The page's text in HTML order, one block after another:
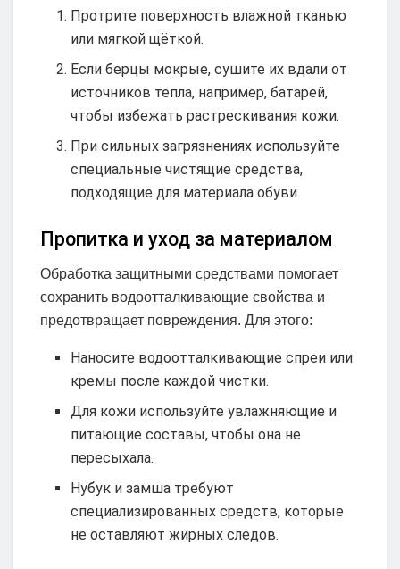
Протрите поверхность влажной тканью
или мягкой щёткой.
Если берцы мокрые, сушите их вдали от
источников тепла, например, батарей,
чтобы избежать растрескивания кожи.
При сильных загрязнениях используйте
специальные чистящие средства,
подходящие для материала обуви.
Пропитка и уход за материалом
Обработка защитными средствами помогает
сохранить водоотталкивающие свойства и
предотвращает повреждения. Для этого:
Наносите водоотталкивающие спреи или
кремы после каждой чистки.
Для кожи используйте увлажняющие и
питающие составы, чтобы она не
пересыхала.
Нубук и замша требуют
специализированных средств, которые
не оставляют жирных следов.